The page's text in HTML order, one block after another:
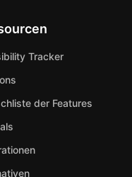
Tracker
der Features